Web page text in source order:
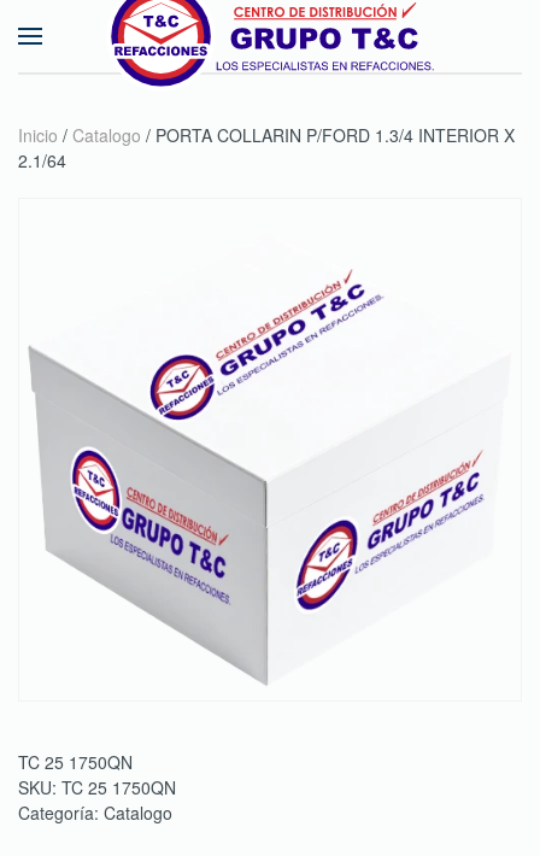
Skip to main content
Inicio / Catalogo / PORTA COLLARIN P/FORD 1.3/4 INTERIOR X
2.1/64
TC 25 1750QN
SKU: TC 25 1750QN
Categoría: Catalogo